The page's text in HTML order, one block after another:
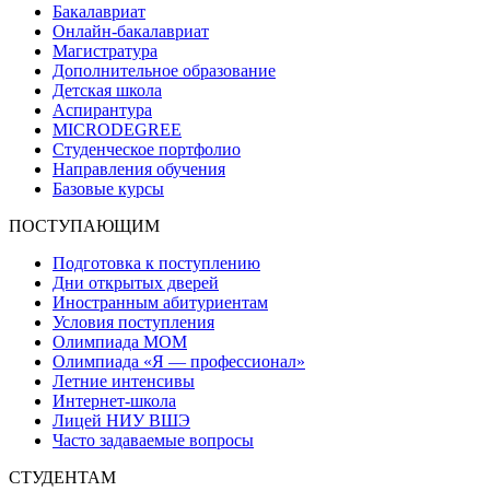
Бакалавриат
Онлайн-бакалавриат
Магистратура
Дополнительное образование
Детская школа
Аспирантура
MICRODEGREE
Студенческое портфолио
Направления обучения
Базовые курсы
ПОСТУПАЮЩИМ
Подготовка к поступлению
Дни открытых дверей
Иностранным абитуриентам
Условия поступления
Олимпиада МОМ
Олимпиада «Я — профессионал»
Летние интенсивы
Интернет-школа
Лицей НИУ ВШЭ
Часто задаваемые вопросы
СТУДЕНТАМ